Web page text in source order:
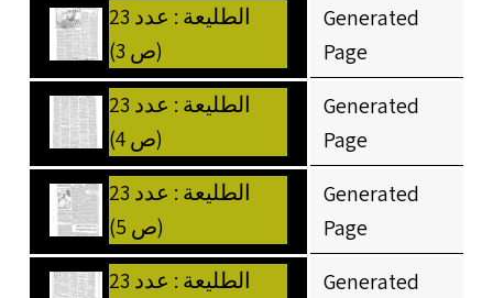
الطليعة : عدد 23
(ص 3)
Generated
Page
الطليعة : عدد 23
(ص 4)
Generated
Page
الطليعة : عدد 23
(ص 5)
Generated
Page
الطليعة : عدد 23
Generated